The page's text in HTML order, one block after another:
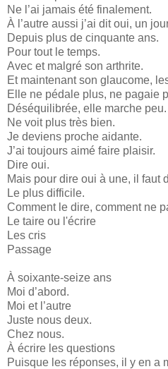
Ne l’ai jamais été finalement.
À l’autre aussi j’ai dit oui, un
Depuis plus de cinquante ans.
Pour tout le temps.
Avec et malgré son arthrite.
Et maintenant son glaucome,
Elle ne pédale plus, ne pagaie
Déséquilibrée, elle marche peu.
Ne voit plus très bien.
Je deviens proche aidante.
J’ai toujours aimé faire plaisir.
Dire oui.
Mais pour dire oui à une, il faut
Le plus difficile.
Comment le dire, comment ne
Le taire ou l'écrire
Les cris
Passage
À soixante-seize ans
Moi d’abord.
Moi et l’autre
Juste nous deux.
Chez nous.
À écrire les questions
Puisque les réponses, il y en a